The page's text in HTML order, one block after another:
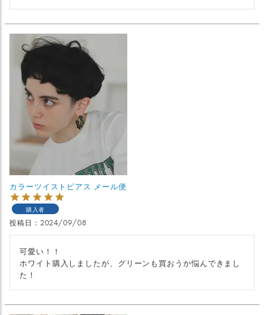
カラーツイストピアス メール便
購入者
投稿日 2024/09/08
可愛い！！
ホワイト購入しましたが、グリーンも買おうか悩んできまし
た！